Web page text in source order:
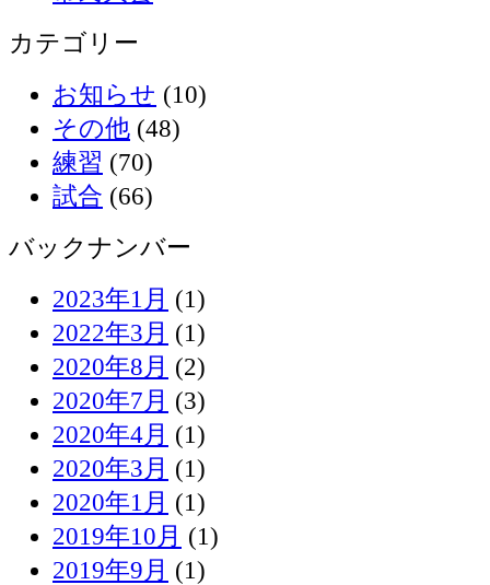
カテゴリー
お知らせ (10)
その他 (48)
練習 (70)
試合 (66)
バックナンバー
2023年1月 (1)
2022年3月 (1)
2020年8月 (2)
2020年7月 (3)
2020年4月 (1)
2020年3月 (1)
2020年1月 (1)
2019年10月 (1)
2019年9月 (1)